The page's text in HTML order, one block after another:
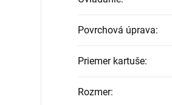
Povrchová úprava:
Priemer kartuše:
Rozmer: